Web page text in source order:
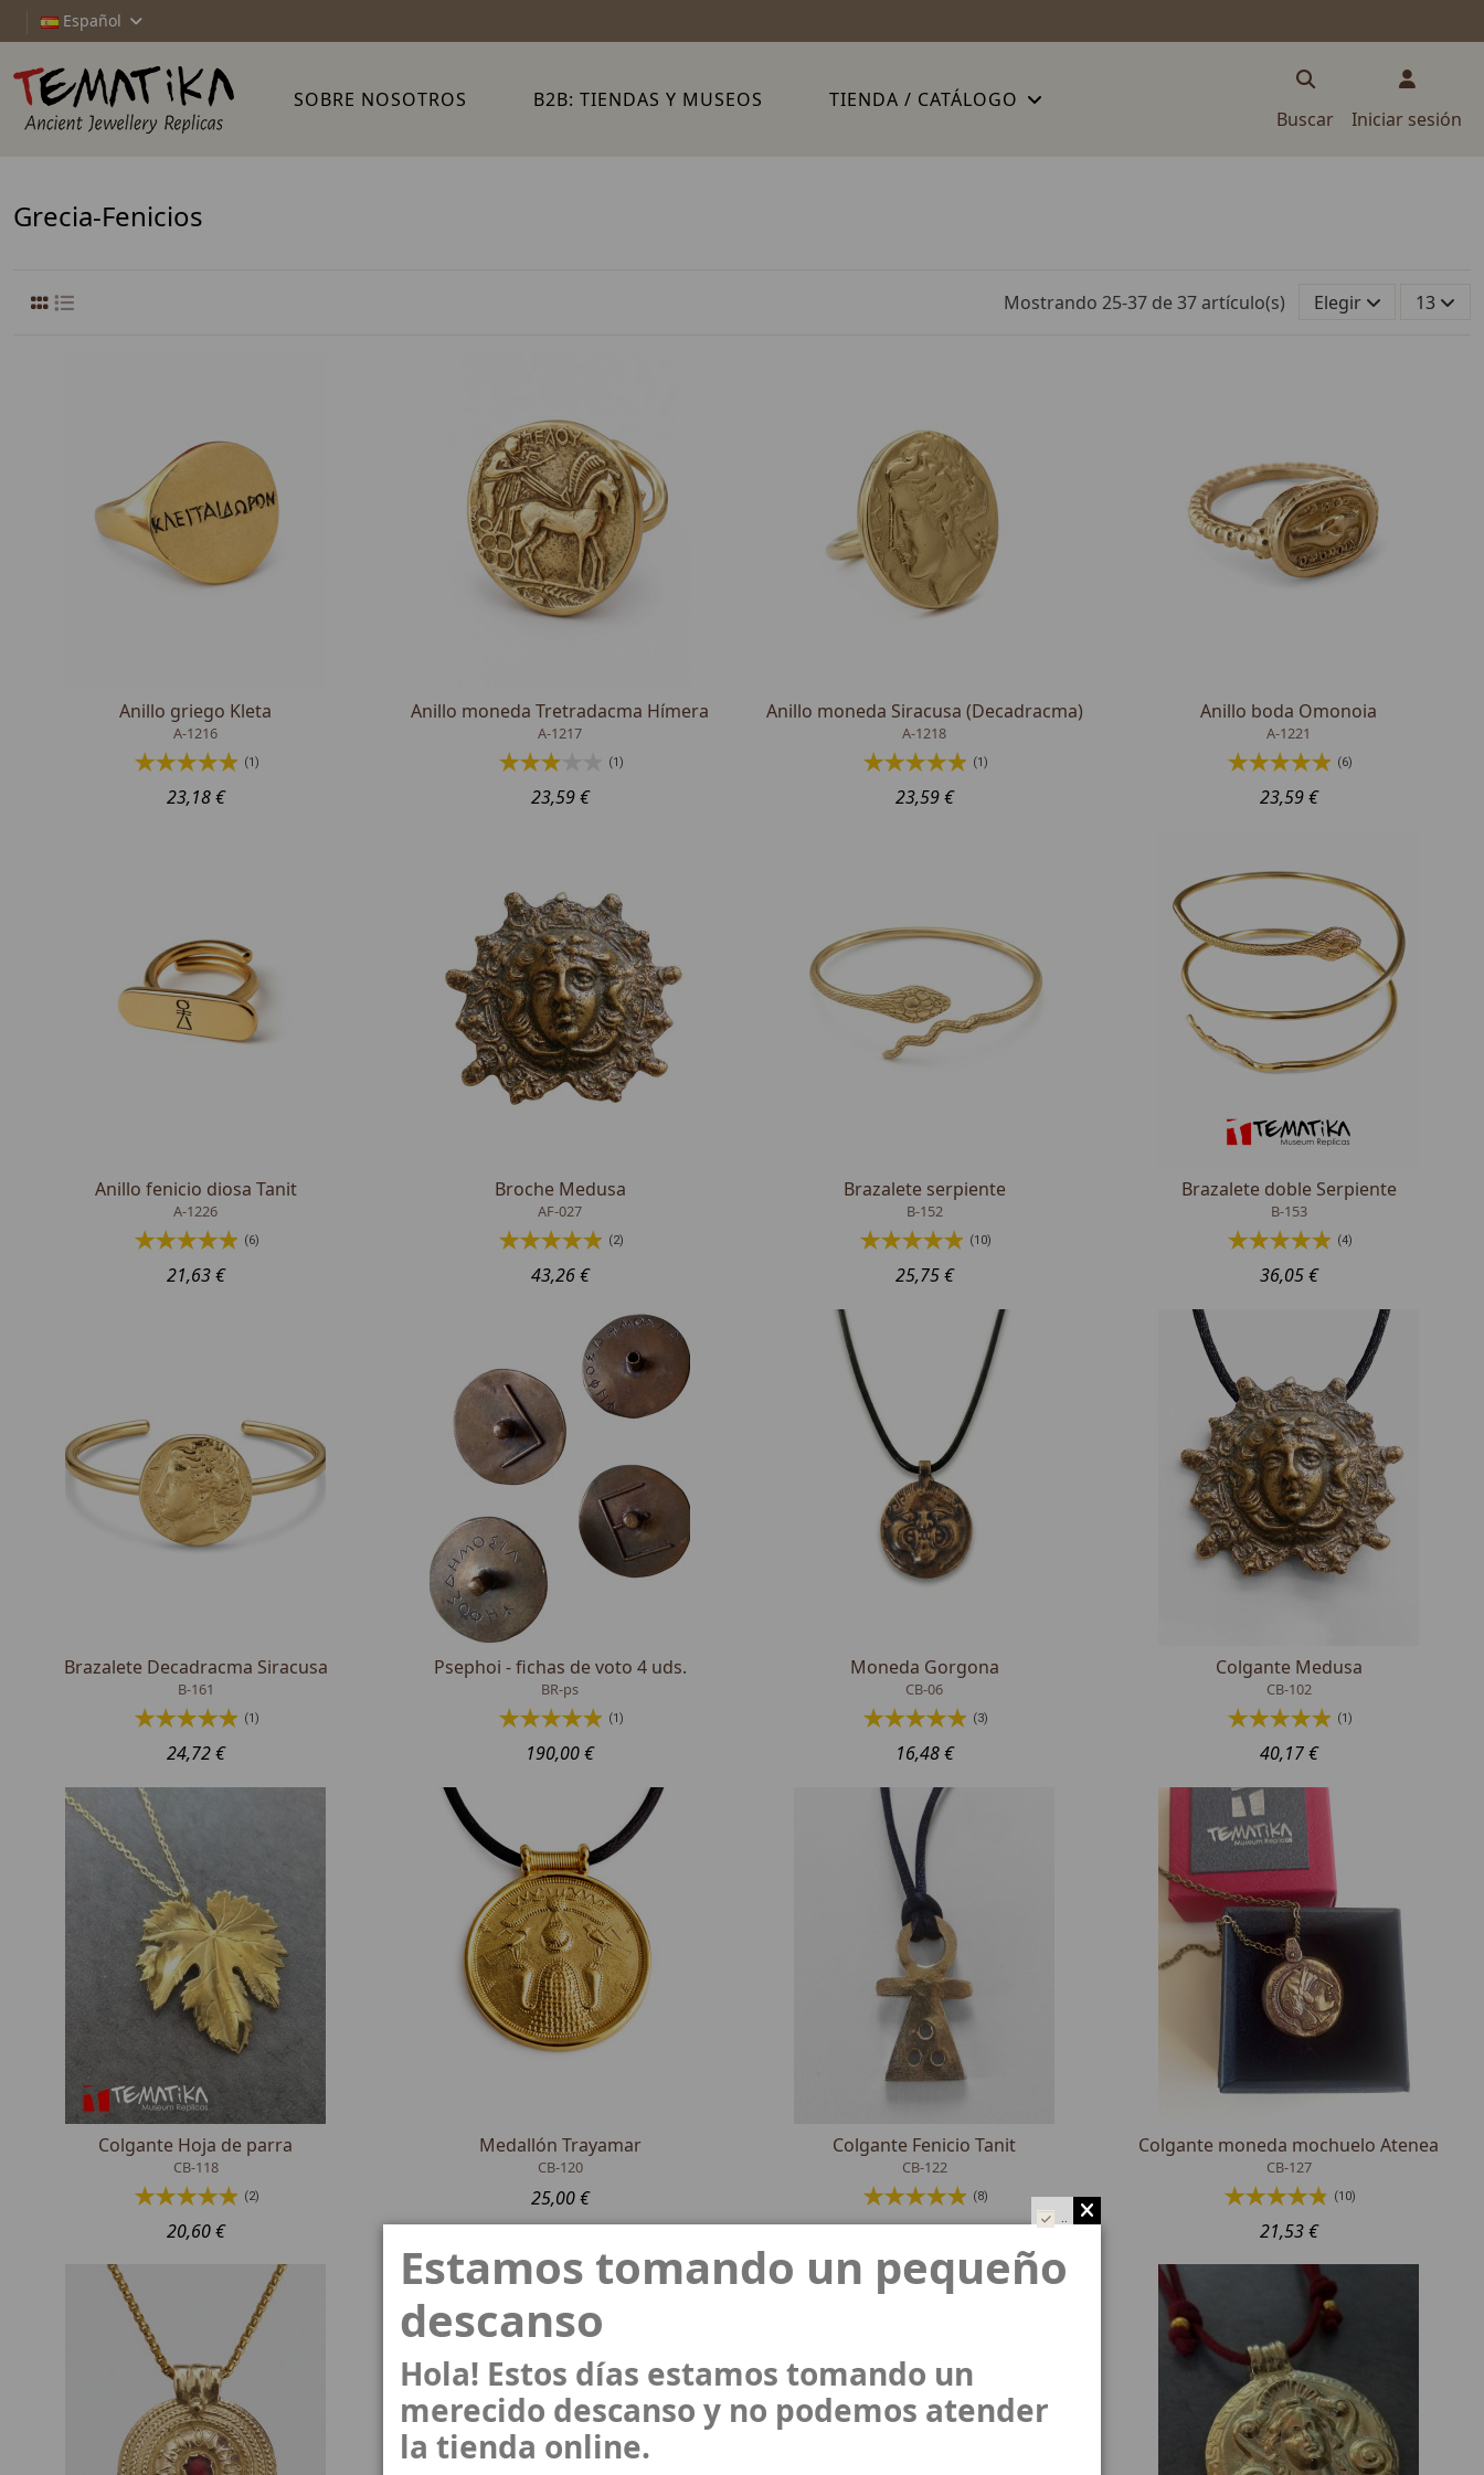
Español
SOBRE NOSOTROS B2B: TIENDAS Y MUSEOS
TIENDA / CATÁLOGO
Buscar
Iniciar sesión
Grecia-Fenicios
Mostrando 25-37 de 37 artículo(s) Elegir 13
Anillo griego Kleta
A-1216
(1)
23,18 €
Anillo moneda Tretradacma Hímera
A-1217
(1)
23,59 €
Anillo moneda Siracusa (Decadracma)
A-1218
(1)
23,59 €
Anillo boda Omonoia
A-1221
(6)
23,59 €
Anillo fenicio diosa Tanit
A-1226
(6)
21,63 €
Broche Medusa
AF-027
(2)
43,26 €
Brazalete serpiente
B-152
(10)
25,75 €
Brazalete doble Serpiente
B-153
(4)
36,05 €
Brazalete Decadracma Siracusa
B-161
(1)
24,72 €
Psephoi - fichas de voto 4 uds.
BR-ps
(1)
190,00 €
Moneda Gorgona
CB-06
(3)
16,48 €
Colgante Medusa
CB-102
(1)
40,17 €
Colgante Hoja de parra
CB-118
(2)
20,60 €
Medallón Trayamar
CB-120
25,00 €
Colgante Fenicio Tanit
CB-122
(8)
21,53 €
Colgante moneda mochuelo Atenea
CB-127
(10)
21,53 €
..
Estamos tomando un pequeño
descanso
Hola! Estos días estamos tomando un
merecido descanso y no podemos atender
la tienda online.